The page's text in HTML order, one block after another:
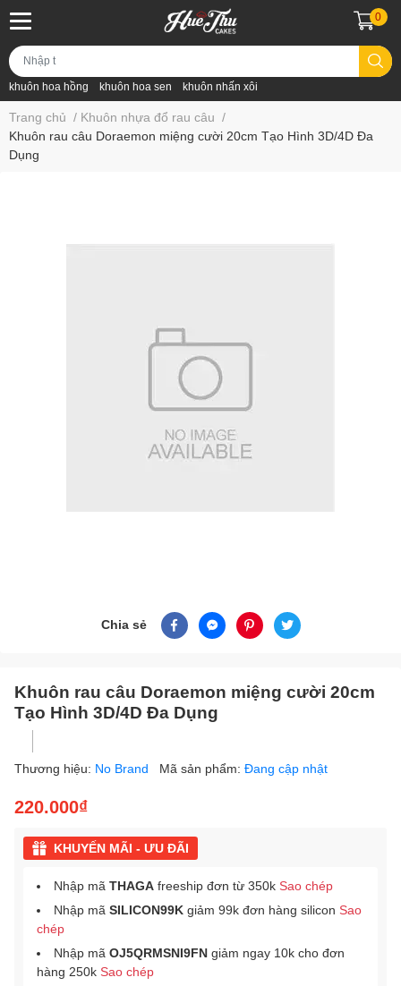
khuôn hoa hồng khuôn hoa sen khuôn nhấn xôi
0
Trang chủ / Khuôn nhựa đổ rau câu /
Khuôn rau câu Doraemon miệng cười 20cm Tạo Hình 3D/4D Đa
Dụng
Chia sẻ
Khuôn rau câu Doraemon miệng cười 20cm
Tạo Hình 3D/4D Đa Dụng
Thương hiệu: No Brand Mã sản phẩm: Đang cập nhật
220.000₫
KHUYẾN MÃI - ƯU ĐÃI
Nhập mã THAGA freeship đơn từ 350k Sao chép
Nhập mã SILICON99K giảm 99k đơn hàng silicon Sao
chép
Nhập mã OJ5QRMSNI9FN giảm ngay 10k cho đơn
hàng 250k Sao chép